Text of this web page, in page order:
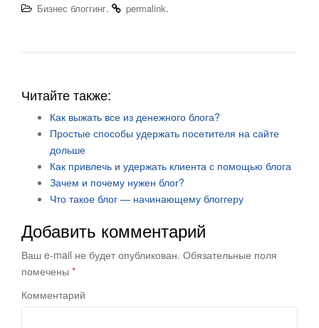
Бизнес блоггинг. permalink.
Читайте также:
Как выжать все из денежного блога?
Простые способы удержать посетителя на сайте
дольше
Как привлечь и удержать клиента с помощью блога
Зачем и почему нужен блог?
Что такое блог — начинающему блоггеру
Добавить комментарий
Ваш e-mail не будет опубликован. Обязательные поля
помечены *
Комментарий